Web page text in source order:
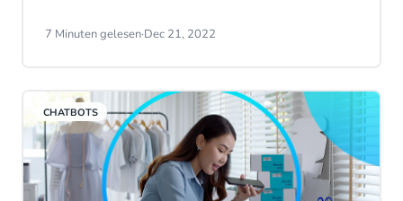
Gesicht der Kundenbetreuung
Versorgungskette, Inflation und
Lebenshaltungskosten haben das Feuer
weiter angefacht und den ohnehin schon
überlasteten Sektor vor große
Herausforderungen gestellt.
7 Minuten gelesen·Dec 21, 2022
CHATBOTS